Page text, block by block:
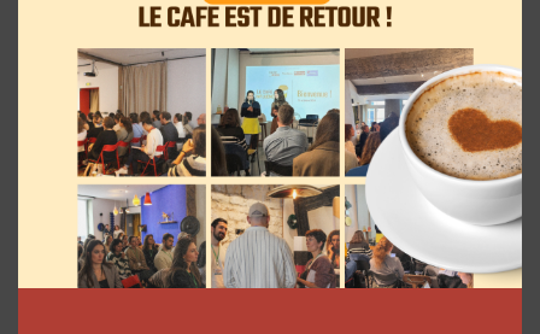
La rédaction 29 juillet 2019
Découvrez notre documentaire